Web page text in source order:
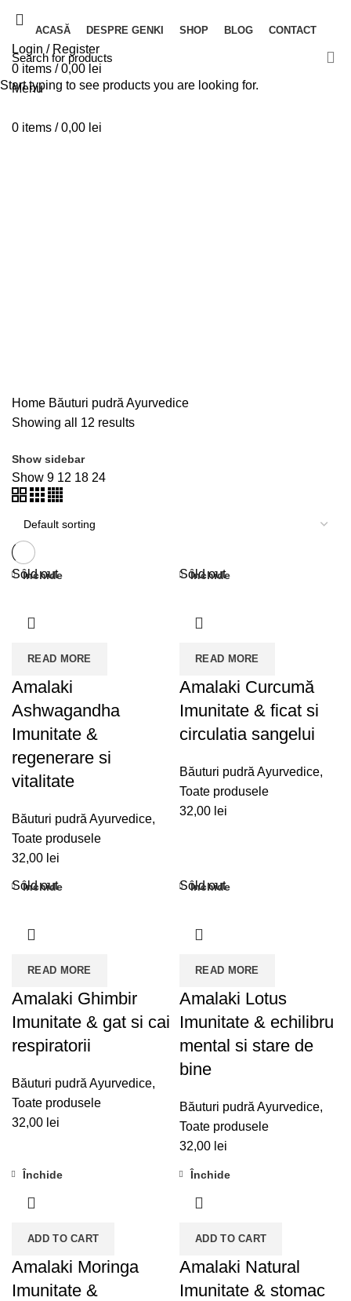
ACASĂ DESPRE GENKI SHOP BLOG CONTACT
Login / Register
0 items / 0,00 lei
Menu
0 items / 0,00 lei
Home Băuturi pudră Ayurvedice
Showing all 12 results
Show sidebar
Show 9 12 18 24
Sold out
READ MORE
Închide
Amalaki
Ashwagandha
Imunitate &
regenerare si
vitalitate
Băuturi pudră Ayurvedice,
Toate produsele
32,00 lei
Sold out
READ MORE
Închide
Amalaki Curcumă
Imunitate & ficat si
circulatia sangelui
Băuturi pudră Ayurvedice,
Toate produsele
32,00 lei
Sold out
READ MORE
Închide
Amalaki Ghimbir
Imunitate & gat si cai
respiratorii
Băuturi pudră Ayurvedice,
Toate produsele
32,00 lei
Sold out
READ MORE
Închide
Amalaki Lotus
Imunitate & echilibru
mental si stare de
bine
Băuturi pudră Ayurvedice,
Toate produsele
32,00 lei
ADD TO CART
Închide
Amalaki Moringa
Imunitate &
ADD TO CART
Închide
Amalaki Natural
Imunitate & stomac
Start typing to see products you are looking for.